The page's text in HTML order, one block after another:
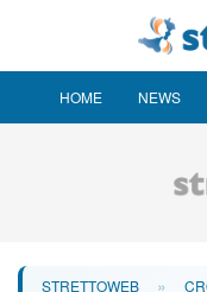
HOME NEWS
STRETTOWEB »